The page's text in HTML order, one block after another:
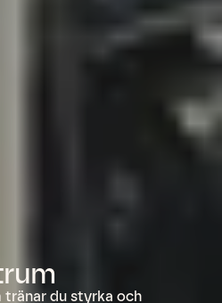
tränar du styrka och